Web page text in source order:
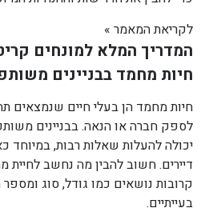
לקריאת המאמר »
המדריך המלא למונחים
חיות מחמד בבניינים
חיות מחמד הן בעלי חיים שנמצאים
לספק חברה או הנאה. בבניינים
יכולה להעלות שאלות רבות, במיוחד
דיירים. חשוב להבין מה נחשב לחיית
קרובות נושאים כמו גודל, סוג ומספר
בעייתיים.